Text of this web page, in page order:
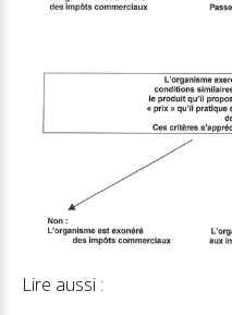
Lire aussi :